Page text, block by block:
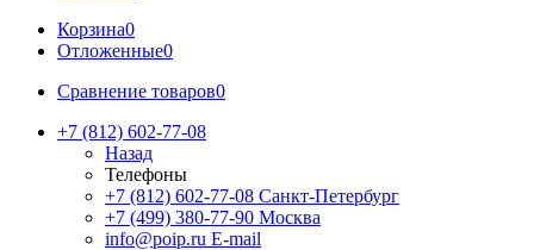
Корзина0
Отложенные0
Сравнение товаров0
+7 (812) 602-77-08
Назад
Телефоны
+7 (812) 602-77-08 Санкт-Петербург
+7 (499) 380-77-90 Москва
info@poip.ru E-mail